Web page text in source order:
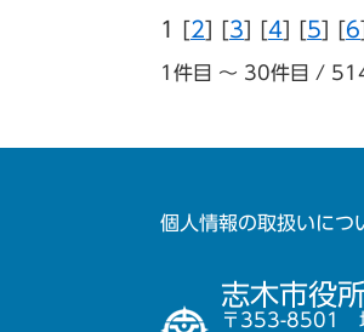
1 [2] [3] [4] [5] [6
1件目 ～ 30件目 /
個人情報の取扱いにつ
志木市役所
〒353-8501